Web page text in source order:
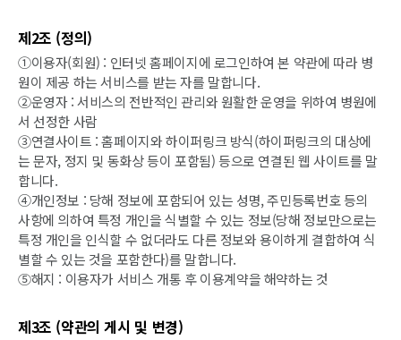
제2조 (정의)
①이용자(회원) : 인터넷 홈페이지에 로그인하여 본 약관에 따라 병
원이 제공 하는 서비스를 받는 자를 말합니다.
②운영자 : 서비스의 전반적인 관리와 원활한 운영을 위하여 병원에
서 선정한 사람
③연결사이트 : 홈페이지와 하이퍼링크 방식(하이퍼링크의 대상에
는 문자, 정지 및 동화상 등이 포함됨) 등으로 연결된 웹 사이트를 말
합니다.
④개인정보 : 당해 정보에 포함되어 있는 성명, 주민등록번호 등의
사항에 의하여 특정 개인을 식별할 수 있는 정보(당해 정보만으로는
특정 개인을 인식할 수 없더라도 다른 정보와 용이하게 결합하여 식
별할 수 있는 것을 포함한다)를 말합니다.
⑤해지 : 이용자가 서비스 개통 후 이용계약을 해약하는 것
제3조 (약관의 게시 및 변경)